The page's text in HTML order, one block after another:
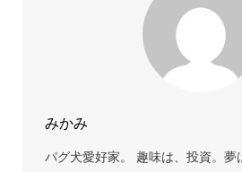
みかみ
パグ犬愛好家。 趣味は、投資。夢